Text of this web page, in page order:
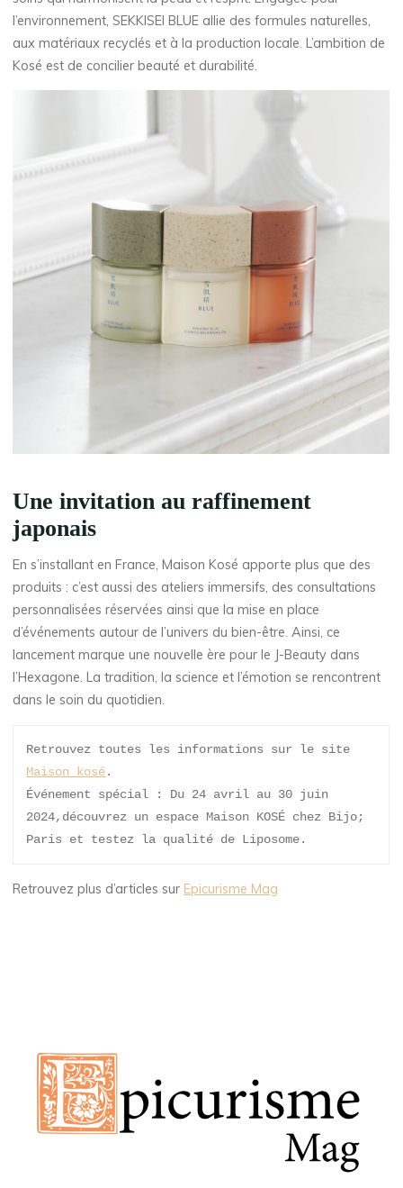
l’environnement, SEKKISEI BLUE allie des formules naturelles,
aux matériaux recyclés et à la production locale. L’ambition de
Kosé est de concilier beauté et durabilité.
Une invitation au raffinement
japonais
En s’installant en France, Maison Kosé apporte plus que des
produits : c’est aussi des ateliers immersifs, des consultations
personnalisées réservées ainsi que la mise en place
d’événements autour de l’univers du bien-être. Ainsi, ce
lancement marque une nouvelle ère pour le J-Beauty dans
l’Hexagone. La tradition, la science et l’émotion se rencontrent
dans le soin du quotidien.
Maison kosé.
Événement spécial : Du 24 avril au 30 juin
2024,découvrez un espace Maison KOSÉ chez Bijo;
Paris et testez la qualité de Liposome.
Retrouvez plus d’articles sur Epicurisme Mag